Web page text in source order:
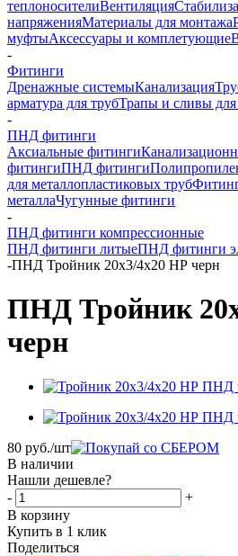
теплоносителиВентиляция
напряженияМатериалы для монтажа
муфтыАксессуары и комплетующие
-
Фитинги
Дренажные системыКанализация
арматура для трубТрапы и сливы
-
ПНД фитинги
Аксиальные фитинги
фитингиПНД фитинги
для металлопластиковых труб
металлаЧугунные фитинги
-
ПНД фитинги компрессионные
ПНД фитинги литыеПНД фитинги
-ПНД Тройник 20х3/4х20 НР черн
ПНД Тройник
черн
80 руб./шт
В наличии
Нашли дешевле?
-
+
В корзину
Купить в 1 клик
Поделиться